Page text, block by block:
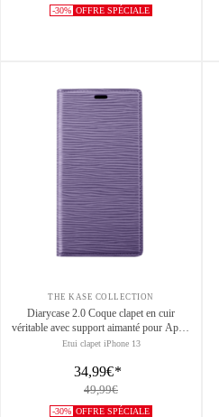
-30% OFFRE SPÉCIALE
THE KASE COLLECTION
Diarycase 2.0 Coque clapet en cuir
véritable avec support aimanté pour Apple
iPhone 13, Violet Lilas
Etui clapet iPhone 13
34,99€*
49,99€
-30% OFFRE SPÉCIALE